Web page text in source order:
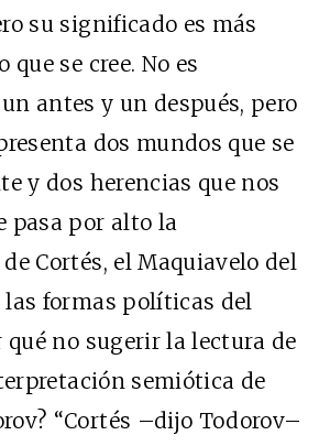
su significado es más
que se cree. No es
antes y un después, pero
dos mundos que se
y dos herencias que nos
pasa por alto la
Cortés, el Maquiavelo del
las formas políticas del
qué no sugerir la lectura de
semiótica de
“Cortés –dijo Todorov–